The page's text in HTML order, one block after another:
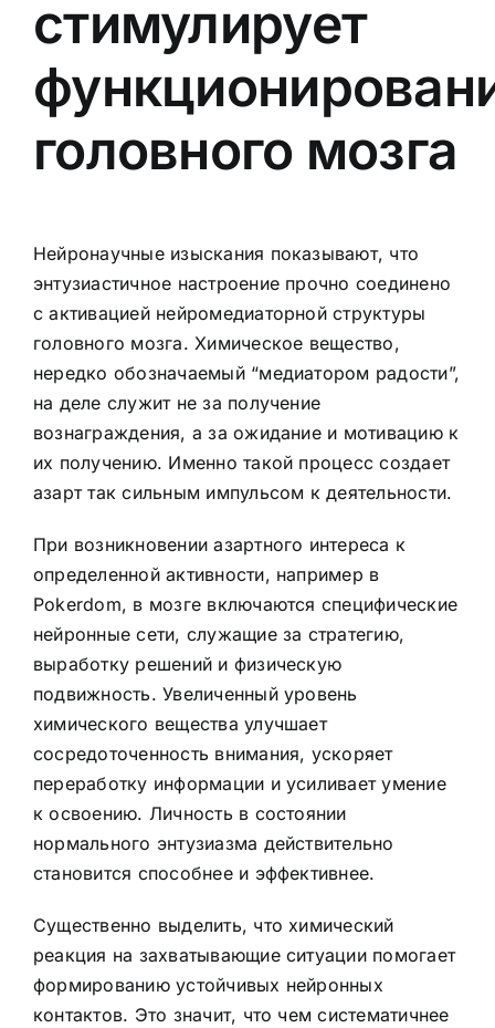
стимулирует
головного мозга
Нейронаучные изыскания показывают, что
энтузиастичное настроение прочно соединено
с активацией нейромедиаторной структуры
головного мозга. Химическое вещество,
нередко обозначаемый “медиатором радости”,
на деле служит не за получение
вознаграждения, а за ожидание и мотивацию к
их получению. Именно такой процесс создает
азарт так сильным импульсом к деятельности.
При возникновении азартного интереса к
определенной активности, например в
Pokerdom, в мозге включаются специфические
нейронные сети, служащие за стратегию,
выработку решений и физическую
подвижность. Увеличенный уровень
химического вещества улучшает
сосредоточенность внимания, ускоряет
переработку информации и усиливает умение
к освоению. Личность в состоянии
нормального энтузиазма действительно
становится способнее и эффективнее.
Существенно выделить, что химический
реакция на захватывающие ситуации помогает
формированию устойчивых нейронных
контактов. Это значит, что чем систематичнее